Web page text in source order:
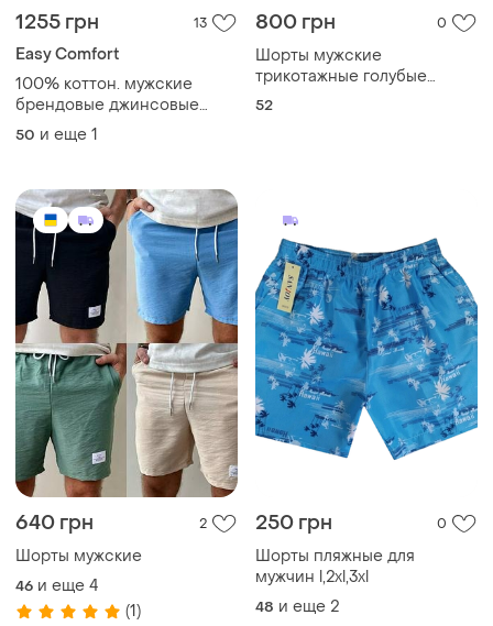
1255 грн 13
Easy Comfort
100% коттон. мужские
брендовые джинсовые
шорты, бриджи, джинсы
большой размер батал на
50 и еще 1
800 грн 0
Шорты мужские
трикотажные голубые
однотонные с карманами
52
640 грн 2
Шорты мужские
46 и еще 4
(1)
250 грн 0
Шорты пляжные для
мужчин l,2xl,3xl
48 и еще 2